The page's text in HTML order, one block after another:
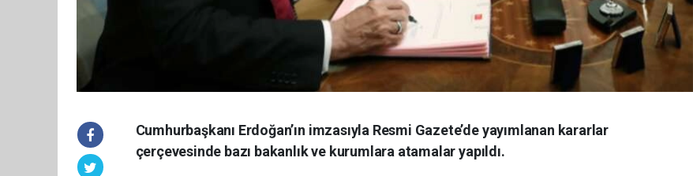
Cumhurbaşkanı Erdoğan’ın imzasıyla Resmi Gazete’de yayımlanan kararlar
çerçevesinde bazı bakanlık ve kurumlara atamalar yapıldı.